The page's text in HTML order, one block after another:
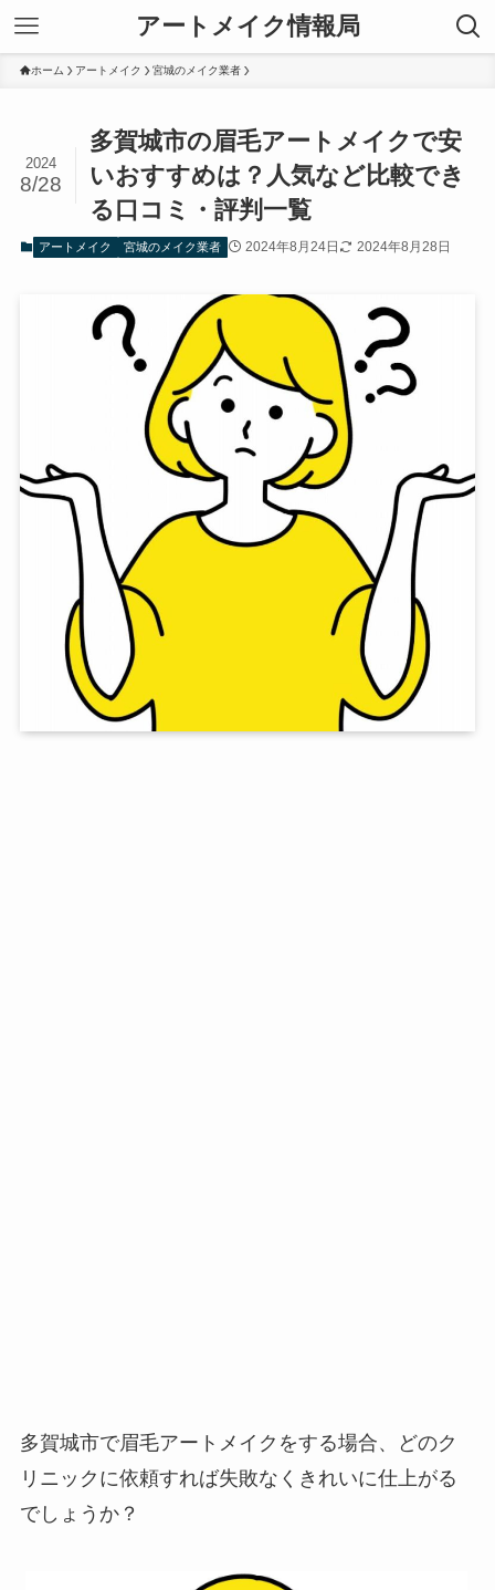
アートメイク情報局
ホーム アートメイク 宮城のメイク業者
多賀城市の眉毛アートメイクで安
いおすすめは？人気など比較でき
る口コミ・評判一覧
2024
8/28
アートメイク 宮城のメイク業者 2024年8月24日 2024年8月28日
多賀城市で眉毛アートメイクをする場合、
どのク
リニックに依頼すれば失敗なくきれいに仕上がる
でしょうか？